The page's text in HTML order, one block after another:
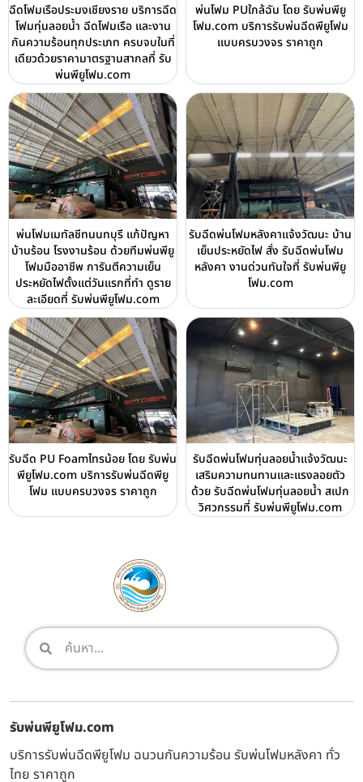
ฉีดโฟมเรือประมงเชียงราย บริการฉีด
โฟมทุ่นลอยน้ำ ฉีดโฟมเรือ และงาน
กันความร้อนทุกประเภท ครบจบในที่
เดียวด้วยราคามาตรฐานสากลที่ รับ
พ่นพียูโฟม.com
พ่นโฟม PUใกล้ฉัน โดย รับพ่นพียู
โฟม.com บริการรับพ่นฉีดพียูโฟม
แบบครบวงจร ราคาถูก
พ่นโฟมเมทัลชีทนนทบุรี แก้ปัญหา
บ้านร้อน โรงงานร้อน ด้วยทีมพ่นพียู
โฟมมืออาชีพ การันตีความเย็น
ประหยัดไฟตั้งแต่วันแรกที่ทำ ดูราย
ละเอียดที่ รับพ่นพียูโฟม.com
รับฉีดพ่นโฟมหลังคาแจ้งวัฒนะ บ้าน
เย็นประหยัดไฟ สั่ง รับฉีดพ่นโฟม
หลังคา งานด่วนทันใจที่ รับพ่นพียู
โฟม.com
รับฉีด PU Foamไทรน้อย โดย รับพ่น
พียูโฟม.com บริการรับพ่นฉีดพียู
โฟม แบบครบวงจร ราคาถูก
รับฉีดพ่นโฟมทุ่นลอยน้ำแจ้งวัฒนะ
เสริมความทนทานและแรงลอยตัว
ด้วย รับฉีดพ่นโฟมทุ่นลอยน้ำ สเปก
วิศวกรรมที่ รับพ่นพียูโฟม.com
รับพ่นพียูโฟม.com
บริการรับพ่นฉีดพียูโฟม ฉนวนกันความร้อน รับพ่นโฟมหลังคา ทั่ว
ไทย ราคาถูก